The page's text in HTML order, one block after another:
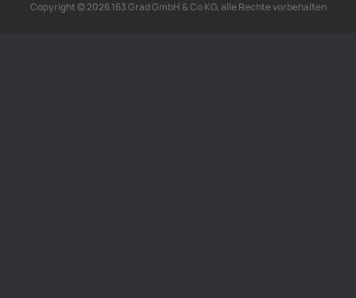
Copyright © 2026 163 Grad GmbH & Co KG, alle Rechte vorbehalten